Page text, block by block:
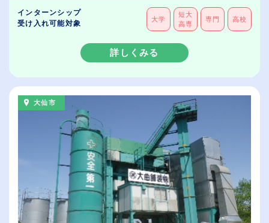
インターンシップ
受け入れ可能対象
大学
短大
高専
専門 高校
詳しくみる
大仙市